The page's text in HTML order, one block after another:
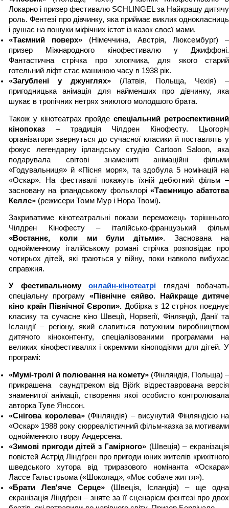
Локарно і призер фестивалю SCHLINGEL за Найкращу дитячу
роль. Фентезі про дівчинку, яка приймає виклик однокласниць
і рушає на пошуки міфічних істот із казок своєї мами.
«Таємний поверх» (Німеччина, Австрія, Люксембург) –
призер Міжнародного кінофестивалю у Джиффоні.
Фантастична стрічка про хлопчика, для якого старий
готельний ліфт стає машиною часу в 1938 рік.
«Загублені у джунглях» (Латвія, Польща, Чехія) –
пригодницька анімація для найменших про дівчинку, яка
шукає в тропічних нетрях зниклого молодшого брата.
Також у кінотеатрах пройде спеціальний ретроспективний
кінопоказ – традиція Чілдрен Кінофесту. Цьогоріч
організатори звернуться до сучасної класики й поставлять у
фокус легендарну ірландську студію Cartoon Saloon, яка
подарувала світові знамениті анімаційні фільми
«Годувальниця» й «Пісня моря», та здобула 5 номінацій на
«Оскар». На фестивалі покажуть їхній дебютний фільм –
засновану на ірландському фольклорі «Таємницю абатства
Келлс» (режисери Томм Мур і Нора Твомі).
Закриватиме кінотеатральні покази переможець торішнього
«Востаннє, коли ми були дітьми». Заснована на
однойменному італійському романі стрічка розповідає про
чотирьох дітей, які граються у війну, поки навколо вибухає
справжня.
У фестивальному онлайн-кінотеатрі
глядачі побачать
спеціальну програму «Північне сяйво. Найкраще дитяче
кіно країн Північної Європи». Добірка з 12 стрічок поєднує
класику та сучасне кіно Швеції, Норвегії, Фінляндії, Данії та
Ісландії – регіону, який славиться потужним виробництвом
дитячого кіноконтенту, спеціалізованими програмами на
великих кінофестивалях і окремими кіноподіями для дітей. У
програмі:
«Мумі-тролі й полювання на комету» (Фінляндія, Польща) –
прикрашена  саундтреком від Björk відреставрована версія
знаменитої анімації, створення якої особисто контролювала
авторка Туве Янссон.
«Снігова королева» (Фінляндія) – висунутий Фінляндією на
«Оскар» 1988 року сюрреалістичний фільм-казка за мотивами
однойменного твору Андерсена.
«Зимові пригоди дітей з Гамірного» (Швеція) – екранізація
повістей Астрід Ліндґрен про пригоди юних жителів крихітного
шведського хутора від триразового номінанта «Оскара»
Лассе Гальстрьома («Шоколад», «Моє собаче життя»).
«Брати Лев'яче Серце» (Швеція, Ісландія) – ще одна
екранізація Ліндґрен – зняте за її сценарієм фентезі про двох